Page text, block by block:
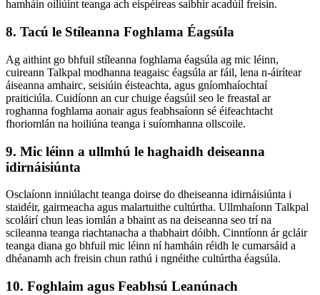
hamháin oiliúint teanga ach eispéireas saibhir acadúil freisin.
8. Tacú le Stíleanna Foghlama Éagsúla
Ag aithint go bhfuil stíleanna foghlama éagsúla ag mic léinn,
cuireann Talkpal modhanna teagaisc éagsúla ar fáil, lena n-áirítear
áiseanna amhairc, seisiúin éisteachta, agus gníomhaíochtaí
praiticiúla. Cuidíonn an cur chuige éagsúil seo le freastal ar
roghanna foghlama aonair agus feabhsaíonn sé éifeachtacht
fhoriomlán na hoiliúna teanga i suíomhanna ollscoile.
9. Mic léinn a ullmhú le haghaidh deiseanna
idirnáisiúnta
Osclaíonn inniúlacht teanga doirse do dheiseanna idirnáisiúnta i
staidéir, gairmeacha agus malartuithe cultúrtha. Ullmhaíonn Talkpal
scoláirí chun leas iomlán a bhaint as na deiseanna seo trí na
scileanna teanga riachtanacha a thabhairt dóibh. Cinntíonn ár gcláir
teanga diana go bhfuil mic léinn ní hamháin réidh le cumarsáid a
dhéanamh ach freisin chun rathú i ngnéithe cultúrtha éagsúla.
10. Foghlaim agus Feabhsú Leanúnach